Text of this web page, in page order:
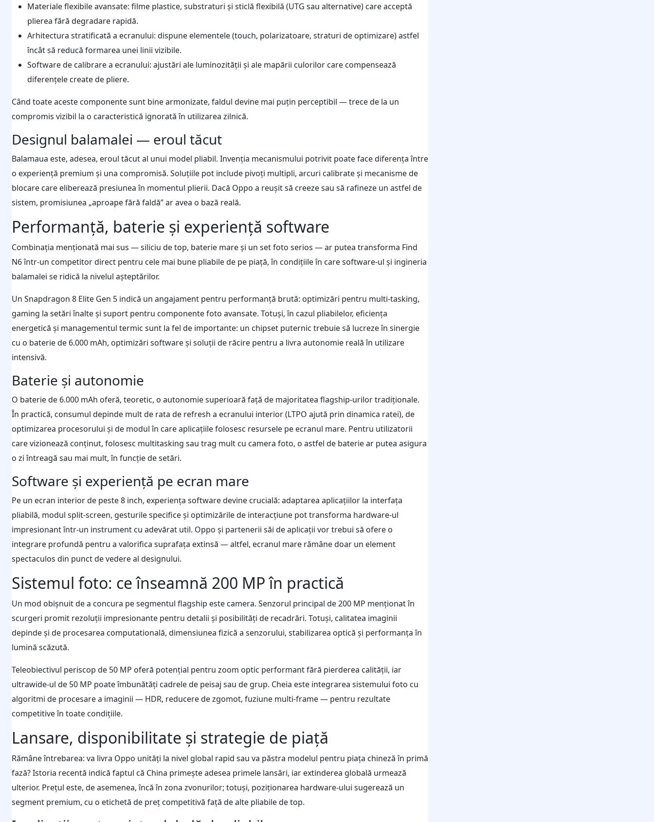
Materiale flexibile avansate: filme plastice, substraturi și sticlă flexibilă (UTG sau alternative) care acceptă
plierea fără degradare rapidă.
Arhitectura stratificată a ecranului: dispune elementele (touch, polarizatoare, straturi de optimizare) astfel
încât să reducă formarea unei linii vizibile.
Software de calibrare a ecranului: ajustări ale luminozității și ale mapării culorilor care compensează
diferențele create de pliere.
Când toate aceste componente sunt bine armonizate, faldul devine mai puțin perceptibil — trece de la un
compromis vizibil la o caracteristică ignorată în utilizarea zilnică.
Designul balamalei — eroul tăcut
Balamaua este, adesea, eroul tăcut al unui model pliabil. Invenția mecanismului potrivit poate face diferența între
o experiență premium și una compromisă. Soluțiile pot include pivoți multipli, arcuri calibrate și mecanisme de
blocare care eliberează presiunea în momentul plierii. Dacă Oppo a reușit să creeze sau să rafineze un astfel de
sistem, promisiunea „aproape fără faldă” ar avea o bază reală.
Performanță, baterie și experiență software
Combinația menționată mai sus — siliciu de top, baterie mare și un set foto serios — ar putea transforma Find
N6 într-un competitor direct pentru cele mai bune pliabile de pe piață, în condițiile în care software-ul și ingineria
balamalei se ridică la nivelul așteptărilor.
Un Snapdragon 8 Elite Gen 5 indică un angajament pentru performanță brută: optimizări pentru multi-tasking,
gaming la setări înalte și suport pentru componente foto avansate. Totuși, în cazul pliabilelor, eficiența
energetică și managementul termic sunt la fel de importante: un chipset puternic trebuie să lucreze în sinergie
cu o baterie de 6.000 mAh, optimizări software și soluții de răcire pentru a livra autonomie reală în utilizare
intensivă.
Baterie și autonomie
O baterie de 6.000 mAh oferă, teoretic, o autonomie superioară față de majoritatea flagship-urilor tradiționale.
În practică, consumul depinde mult de rata de refresh a ecranului interior (LTPO ajută prin dinamica ratei), de
optimizarea procesorului și de modul în care aplicațiile folosesc resursele pe ecranul mare. Pentru utilizatorii
care vizionează conținut, folosesc multitasking sau trag mult cu camera foto, o astfel de baterie ar putea asigura
o zi întreagă sau mai mult, în funcție de setări.
Software și experiență pe ecran mare
Pe un ecran interior de peste 8 inch, experiența software devine crucială: adaptarea aplicațiilor la interfața
pliabilă, modul split-screen, gesturile specifice și optimizările de interacțiune pot transforma hardware-ul
impresionant într-un instrument cu adevărat util. Oppo și partenerii săi de aplicații vor trebui să ofere o
integrare profundă pentru a valorifica suprafața extinsă — altfel, ecranul mare rămâne doar un element
spectaculos din punct de vedere al designului.
Sistemul foto: ce înseamnă 200 MP în practică
Un mod obișnuit de a concura pe segmentul flagship este camera. Senzorul principal de 200 MP menționat în
scurgeri promit rezoluții impresionante pentru detalii și posibilități de recadrări. Totuși, calitatea imaginii
depinde și de procesarea computatională, dimensiunea fizică a senzorului, stabilizarea optică și performanța în
lumină scăzută.
Teleobiectivul periscop de 50 MP oferă potențial pentru zoom optic performant fără pierderea calității, iar
ultrawide-ul de 50 MP poate îmbunătăți cadrele de peisaj sau de grup. Cheia este integrarea sistemului foto cu
algoritmi de procesare a imaginii — HDR, reducere de zgomot, fuziune multi-frame — pentru rezultate
competitive în toate condițiile.
Lansare, disponibilitate și strategie de piață
Rămâne întrebarea: va livra Oppo unități la nivel global rapid sau va păstra modelul pentru piața chineză în primă
fază? Istoria recentă indică faptul că China primește adesea primele lansări, iar extinderea globală urmează
ulterior. Prețul este, de asemenea, încă în zona zvonurilor; totuși, poziționarea hardware-ului sugerează un
segment premium, cu o etichetă de preț competitivă față de alte pliabile de top.